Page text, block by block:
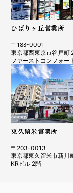
ひばりヶ丘営業所
〒188-0001
東京都西東京市谷戸町
ファーストコンフォー
東久留米営業所
〒203-0013
東京都東久留米市新川
KRビル 2階